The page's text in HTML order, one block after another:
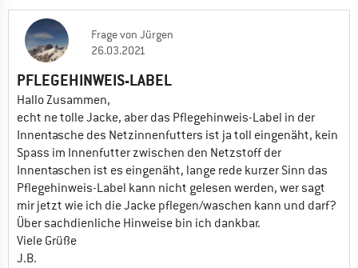
Fragevon Jürgen
26.03.2021
PFLEGEHINWEIS-LABEL
Hallo Zusammen,
echt ne tolle Jacke, aber das Pflegehinweis-Label in der
Innentasche des Netzinnenfutters ist ja toll eingenäht, kein
Spass im Innenfutter zwischen den Netzstoff der
Innentaschen ist es eingenäht, lange rede kurzer Sinn das
Pflegehinweis-Label kann nicht gelesen werden, wer sagt
mir jetzt wie ich die Jacke pflegen/waschen kann und darf?
Über sachdienliche Hinweise bin ich dankbar.
Viele Grüße
J.B.